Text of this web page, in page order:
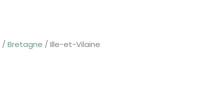
/Bretagne / Ille-et-Vilaine